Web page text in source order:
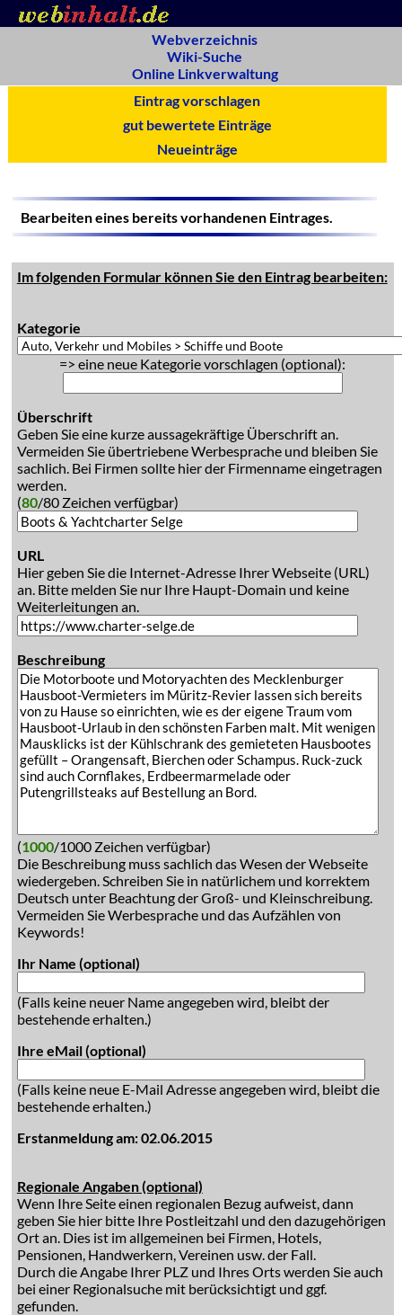
Webverzeichnis
Wiki-Suche
Online Linkverwaltung
Eintrag vorschlagen
gut bewertete Einträge
Neueinträge
Bearbeiten eines bereits vorhandenen Eintrages.
Im folgenden Formular können Sie den Eintrag bearbeiten:
Kategorie
=> eine neue Kategorie vorschlagen (optional):
Überschrift
Geben Sie eine kurze aussagekräftige Überschrift an.
Vermeiden Sie übertriebene Werbesprache und bleiben Sie
sachlich. Bei Firmen sollte hier der Firmenname eingetragen
werden.
(80/80 Zeichen verfügbar)
URL
Hier geben Sie die Internet-Adresse Ihrer Webseite (URL)
an. Bitte melden Sie nur Ihre Haupt-Domain und keine
Weiterleitungen an.
Beschreibung
(1000/1000 Zeichen verfügbar)
Die Beschreibung muss sachlich das Wesen der Webseite
wiedergeben. Schreiben Sie in natürlichem und korrektem
Deutsch unter Beachtung der Groß- und Kleinschreibung.
Vermeiden Sie Werbesprache und das Aufzählen von
Keywords!
Ihr Name (optional)
(Falls keine neuer Name angegeben wird, bleibt der
bestehende erhalten.)
Ihre eMail (optional)
(Falls keine neue E-Mail Adresse angegeben wird, bleibt die
bestehende erhalten.)
Erstanmeldung am: 02.06.2015
Regionale Angaben (optional)
Wenn Ihre Seite einen regionalen Bezug aufweist, dann
geben Sie hier bitte Ihre Postleitzahl und den dazugehörigen
Ort an. Dies ist im allgemeinen bei Firmen, Hotels,
Pensionen, Handwerkern, Vereinen usw. der Fall.
Durch die Angabe Ihrer PLZ und Ihres Orts werden Sie auch
bei einer Regionalsuche mit berücksichtigt und ggf.
gefunden.